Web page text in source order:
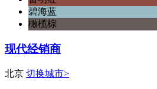
碧海蓝
橄榄棕
现代经销商
北京 切换城市>